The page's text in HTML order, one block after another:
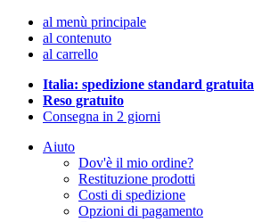
al menù principale
al contenuto
al carrello
Italia: spedizione standard gratuita
Reso gratuito
Consegna in 2 giorni
Aiuto
Dov'è il mio ordine?
Restituzione prodotti
Costi di spedizione
Opzioni di pagamento